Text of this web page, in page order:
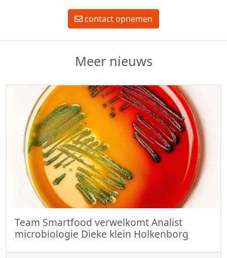
contact opnemen
Meer nieuws
Team Smartfood verwelkomt Analist
microbiologie Dieke klein Holkenborg